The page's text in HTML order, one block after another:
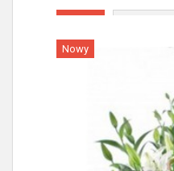
Nowy